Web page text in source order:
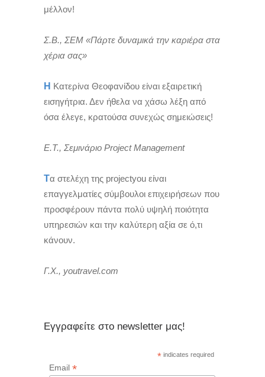
μέλλον!
Σ.Β., ΣΕΜ «Πάρτε δυναμικά την καριέρα στα
χέρια σας»
Η Κατερίνα Θεοφανίδου είναι εξαιρετική
εισηγήτρια. Δεν ήθελα να χάσω λέξη από
όσα έλεγε, κρατούσα συνεχώς σημειώσεις!
Ε.Τ., Σεμινάριο Project Management
Τα στελέχη της projectyou είναι
επαγγελματίες σύμβουλοι επιχειρήσεων που
προσφέρουν πάντα πολύ υψηλή ποιότητα
υπηρεσιών και την καλύτερη αξία σε ό,τι
κάνουν.
Γ.Χ., youtravel.com
Εγγραφείτε στο newsletter μας!
* indicates required
Email *